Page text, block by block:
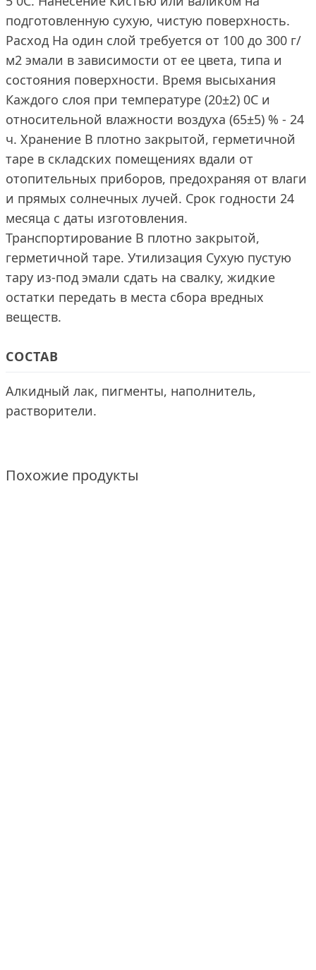
подготовленную сухую, чистую поверхность.
Расход На один слой требуется от 100 до 300 г/
м2 эмали в зависимости от ее цвета, типа и
состояния поверхности. Время высыхания
Каждого слоя при температуре (20±2) 0С и
относительной влажности воздуха (65±5) % - 24
ч. Хранение В плотно закрытой, герметичной
таре в складских помещениях вдали от
отопительных приборов, предохраняя от влаги
и прямых солнечных лучей. Срок годности 24
месяца с даты изготовления.
Транспортирование В плотно закрытой,
герметичной таре. Утилизация Сухую пустую
тару из-под эмали сдать на свалку, жидкие
остатки передать в места сбора вредных
веществ.
СОСТАВ
Алкидный лак, пигменты, наполнитель,
растворители.
Похожие продукты